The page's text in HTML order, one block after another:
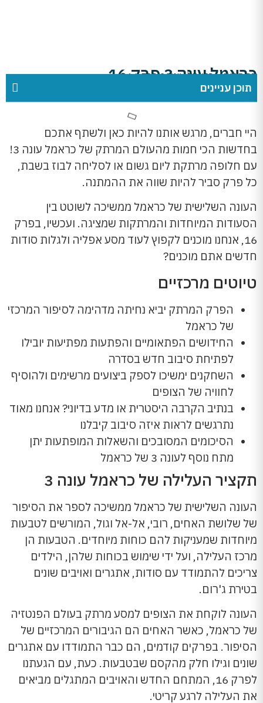
כראמל עונה 3 פרק 16
דף הבית»כראמל עונה 3 פרק 16
תוכן עניינים
היי חברים, מרגש אותנו להיות כאן ולשתף אתכם
בחדשות הכי חמות מהעולם המרתק של כראמל עונה 3!
עם חלופה מרתקת ליום גשום או לסליחה לבוז בשבת,
כל פרק סביר להיות שווה את ההמתנה.
העונה השלישית של כראמל ממשיכה לשוטט בין
הסעודות המיוחדות והמרתקות שמציגה. ועכשיו, בפרק
16, אנחנו מוכנים לקפוץ לעוד מסע אפליה ולגלות סודות
חדשים אתם מוכנים?
טיוטים מרכזיים
הפרק המרתק יביא נחיתה מדהימה לסיפור המרכזי
של כראמל
החידושים הפתאומיים והפתעות מפתיעות יובילו
לפתיחת סיבוב חדש בסדרה
השחקנים ימשיכו לספק ביצועים מרשימים ולהוסיף
לחוויה של הצופים
בנתיב הקרבה היסטרית או מדע בדיוני? אנחנו מאוד
נתרגשים לראות איזה סיבוב קיבלנו
הסיכומים המסובכים והשאלות המופתעות יתן
מתח נוסף לעונה 3 של כראמל
תקציר העלילה של כראמל עונה 3
העונה השלישית של כראמל ממשיכה לספר את הסיפור
של שלושת האחים, רובי, אל-אל וגול, המורשים לטבעות
מיוחדות שמעניקות להם כוחות מיוחדים. הטבעות הן
מרכז העלילה, ועל ידי שימוש בכוחות שלהן, הילדים
צריכים להתמודד עם סודות, אתגרים ואויבים שונים
בטירת ג'רום.
העונה לוקחת את הצופים למסע מרתק בעולם הפנטזיה
של כראמל, כאשר האחים הם הגיבורים המרכזיים של
הסיפור. בפרקים קודמים, הם כבר התמודדו עם אתגרים
שונים וגילו חלק מהקסם שבטבעות. כעת, עם הגעתנו
לפרק 16, המתחם החדש והאויבים המתגלים מביאים
את העלילה לרגע קריטי.